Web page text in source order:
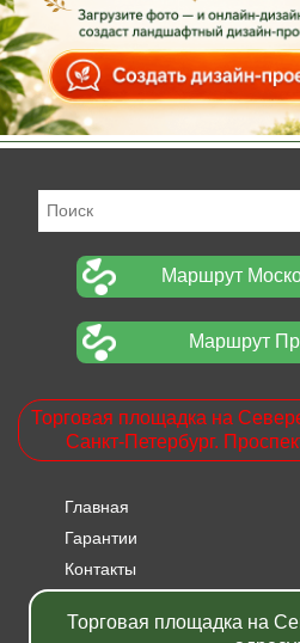
Маршрут
Маршрут
Торговая площадка на
Санкт-Петербург.
Главная
Гарантии
Контакты
Акции
Торговая площадка на